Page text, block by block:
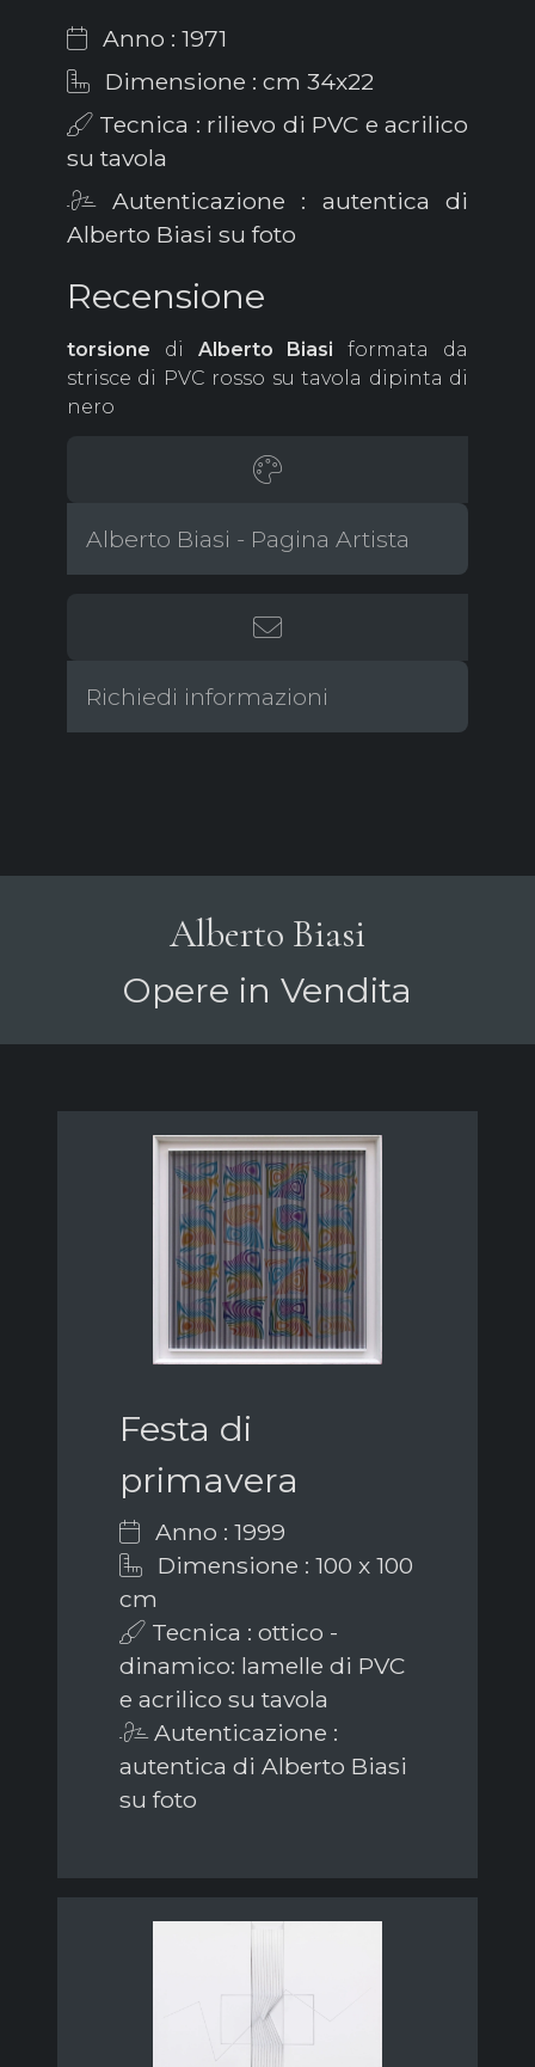
Anno : 1971
Dimensione : cm 34x22
Tecnica : rilievo di PVC e acrilico
su tavola
Autenticazione : autentica di
Alberto Biasi su foto
Recensione
torsione di Alberto Biasi formata da
strisce di PVC rosso su tavola dipinta di
nero
Alberto Biasi - Pagina Artista
Richiedi informazioni
Alberto Biasi
Opere in Vendita
Festa di
primavera
Anno : 1999
Dimensione : 100 x 100
cm
Tecnica : ottico -
dinamico: lamelle di PVC
e acrilico su tavola
Autenticazione :
autentica di Alberto Biasi
su foto